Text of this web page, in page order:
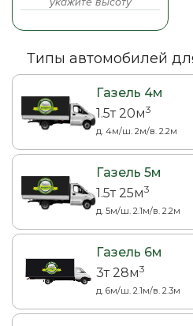
Типы автомобилей
Газель 4м
1.5т 20м3
д. 4м/ш. 2м/в. 2.2м
Газель 5м
1.5т 25м3
д. 5м/ш. 2.1м/в. 2.2м
Газель 6м
3т 28м3
д. 6м/ш. 2.1м/в. 2.3м